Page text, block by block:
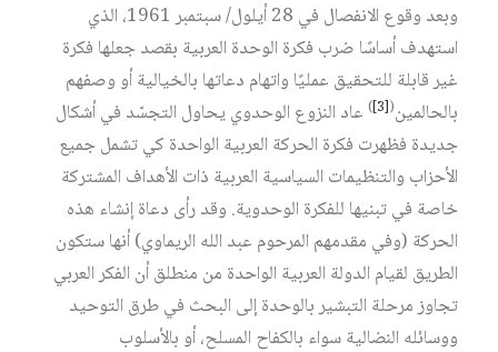
وبعد وقوع الانفصال في 28 أيلول/ سبتمبر 1961، الذي
استهدف أساسًا ضرب فكرة الوحدة العربية بقصد جعلها فكرة
غير قابلة للتحقيق عمليًا واتهام دعاتها بالخيالية أو وصفهم
بالحالمين(
[3]
) عاد النزوع الوحدوي يحاول التجسّد في أشكال
جديدة فظهرت فكرة الحركة العربية الواحدة كي تشمل جميع
الأحزاب والتنظيمات السياسية العربية ذات الأهداف المشتركة
خاصة في تبنيها للفكرة الوحدوية. وقد رأى دعاة إنشاء هذه
الحركة (وفي مقدمهم المرحوم عبد الله الريماوي) أنها ستكون
الطريق لقيام الدولة العربية الواحدة من منطلق أن الفكر العربي
تجاوز مرحلة التبشير بالوحدة إلى البحث في طرق التوحيد
ووسائله النضالية سواء بالكفاح المسلح، أو بالأسلوب